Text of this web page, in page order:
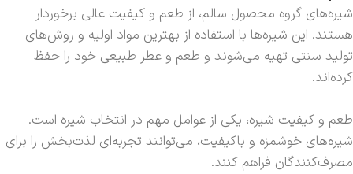
شیره‌های گروه محصول سالم، از طعم و کیفیت عالی برخوردار
هستند. این شیره‌ها با استفاده از بهترین مواد اولیه و روش‌های
تولید سنتی تهیه می‌شوند و طعم و عطر طبیعی خود را حفظ
کرده‌اند.
طعم و کیفیت شیره، یکی از عوامل مهم در انتخاب شیره است.
شیره‌های خوشمزه و باکیفیت، می‌توانند تجربه‌ای لذت‌بخش را برای
مصرف‌کنندگان فراهم کنند.